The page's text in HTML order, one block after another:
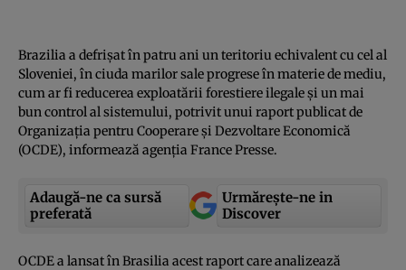
Brazilia a defrişat în patru ani un teritoriu echivalent cu cel al
Sloveniei, în ciuda marilor sale progrese în materie de mediu,
cum ar fi reducerea exploatării forestiere ilegale şi un mai
bun control al sistemului, potrivit unui raport publicat de
Organizaţia pentru Cooperare şi Dezvoltare Economică
(OCDE), informează agenţia France Presse.
Adaugă-ne ca sursă
preferată
Urmărește-ne in
Discover
OCDE a lansat în Brasilia acest raport care analizează